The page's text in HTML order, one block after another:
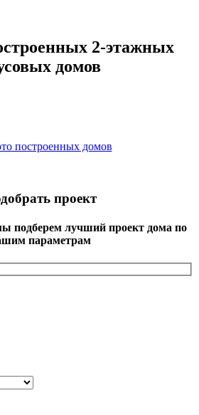
2-этажных
домов
построенных домов
проект
подберем лучший проект дома по
параметрам